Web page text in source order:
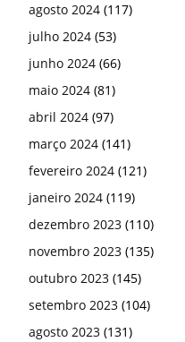
agosto 2024 (117)
julho 2024 (53)
junho 2024 (66)
maio 2024 (81)
abril 2024 (97)
março 2024 (141)
fevereiro 2024 (121)
janeiro 2024 (119)
dezembro 2023 (110)
novembro 2023 (135)
outubro 2023 (145)
setembro 2023 (104)
agosto 2023 (131)